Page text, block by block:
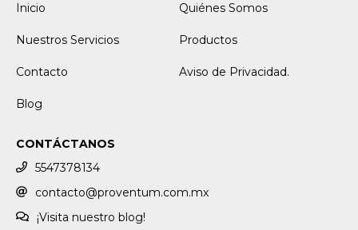
Inicio
Quiénes Somos
Nuestros Servicios Productos
Contacto Aviso de Privacidad.
Blog
CONTÁCTANOS
5547378134
contacto@proventum.com.mx
¡Visita nuestro blog!